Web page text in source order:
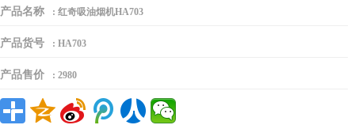
产品名称 : 红奇吸油烟机HA703
产品货号 : HA703
产品售价 : 2980